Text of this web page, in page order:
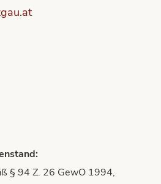
§ 94 Z. 26 GewO 1994,